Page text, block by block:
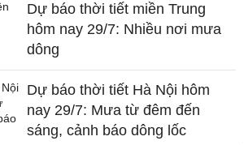
Dự báo thời tiết miền Trung
hôm nay 29/7: Nhiều nơi mưa
dông
Dự báo thời tiết Hà Nội hôm
nay 29/7: Mưa từ đêm đến
sáng, cảnh báo dông lốc